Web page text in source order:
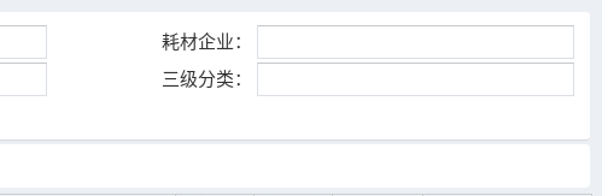
耗材企业：
三级分类：